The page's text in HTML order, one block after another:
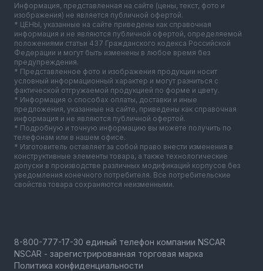
Информация, представленная на сайте (цены, текст, фото и
изображения) не является публичной офертой.
* ЦЕНЫ, указанные на сайте приведены как справочная
информация и не являются публичной офертой, определяемой
положениями статьи 437 Гражданского кодекса Российской
Федерации и могут быть изменены в любое время без
предупреждения.
* Представленное фото и изображения продукции носит
условный информационный характер и могут разниться с
фактической отгружаемой продукцией по форме и цвету.
* Информация о способах оплаты, доставки и иные
предложения, указанные на сайте, приведены как справочная
информация и не являются публичной офертой.
* Подробную и точную информацию вы можете получить по
телефонам или в нашем офисе.
* Изготовитель оставляет за собой право внести изменения в
конструктивные элементы товара, а также технологические
допуски в производстве различных модификаций корпусов без
уведомления конечного потребителя. Все потребительские
свойства товара сохраняются неизменными.
NSCAR - зарегистрированная торговая марка
Политика конфиденциальности